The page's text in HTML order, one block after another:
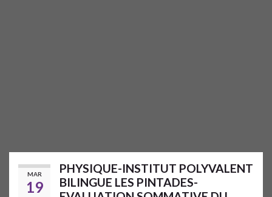
MAR
19
PHYSIQUE-INSTITUT POLYVALENT
BILINGUE LES PINTADES-